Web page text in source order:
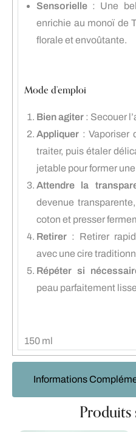
Informations
Sensorielle : Une
enrichie au monoï de
florale et envoûtante.
Mode d’emploi
Bien agiter : Secouer
Appliquer : Vaporiser
traiter, puis étaler
jetable pour former
Attendre la
devenue
coton et presser
Retirer : Retirer
avec une cire
Répéter si
peau parfaitement
150 ml